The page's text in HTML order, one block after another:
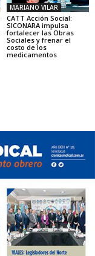
MARIANO VILAR
CATT Acción Social:
SICONARA impulsa
fortalecer las Obras
Sociales y frenar el
costo de los
medicamentos